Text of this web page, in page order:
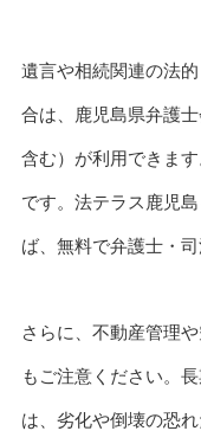
遺言や相続関連の法
合は、鹿児島県弁護
含む）が利用できま
です。法テラス鹿児
ば、無料で弁護士・
さらに、不動産管理
もご注意ください。
は、劣化や倒壊の恐